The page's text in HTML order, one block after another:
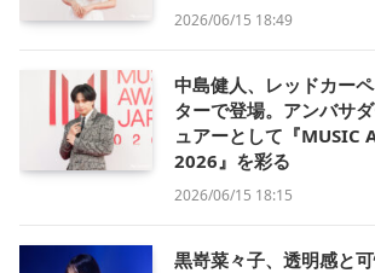
2026/06/15 18:49
中島健人、レッドカー
ターで登場。アンバサ
ュアーとして『MUSIC
2026』を彩る
2026/06/15 18:15
黒嵜菜々子、透明感と